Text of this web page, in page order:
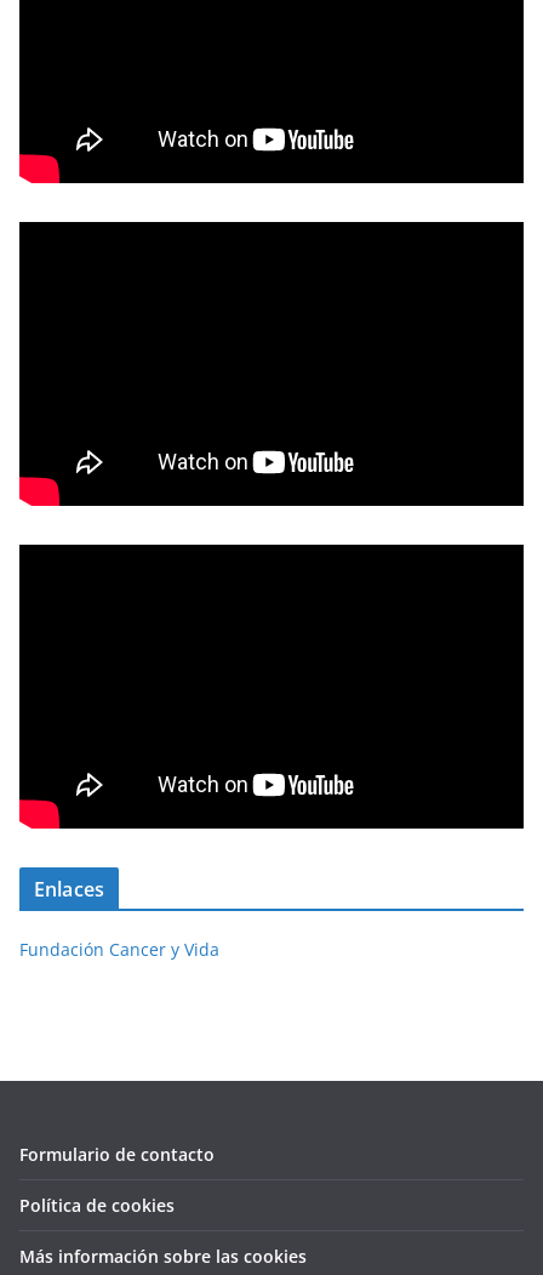
Enlaces
Fundación Cancer y Vida
Formulario de contacto
Política de cookies
Más información sobre las cookies